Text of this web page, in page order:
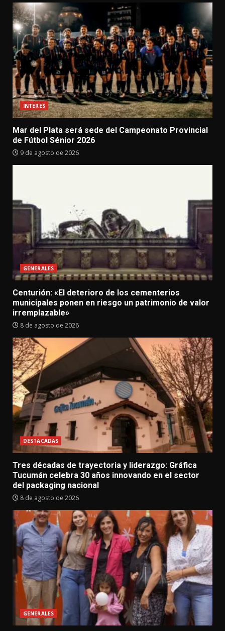
INTERES
Mar del Plata será sede del Campeonato Provincial
de Fútbol Sénior 2026
9 de agosto de 2026
GENERALES
Centurión: «El deterioro de los cementerios
municipales ponen en riesgo un patrimonio de valor
irremplazable»
8 de agosto de 2026
DESTACADAS
Tres décadas de trayectoria y liderazgo: Gráfica
Tucumán celebra 30 años innovando en el sector
del packaging nacional
8 de agosto de 2026
GENERALES